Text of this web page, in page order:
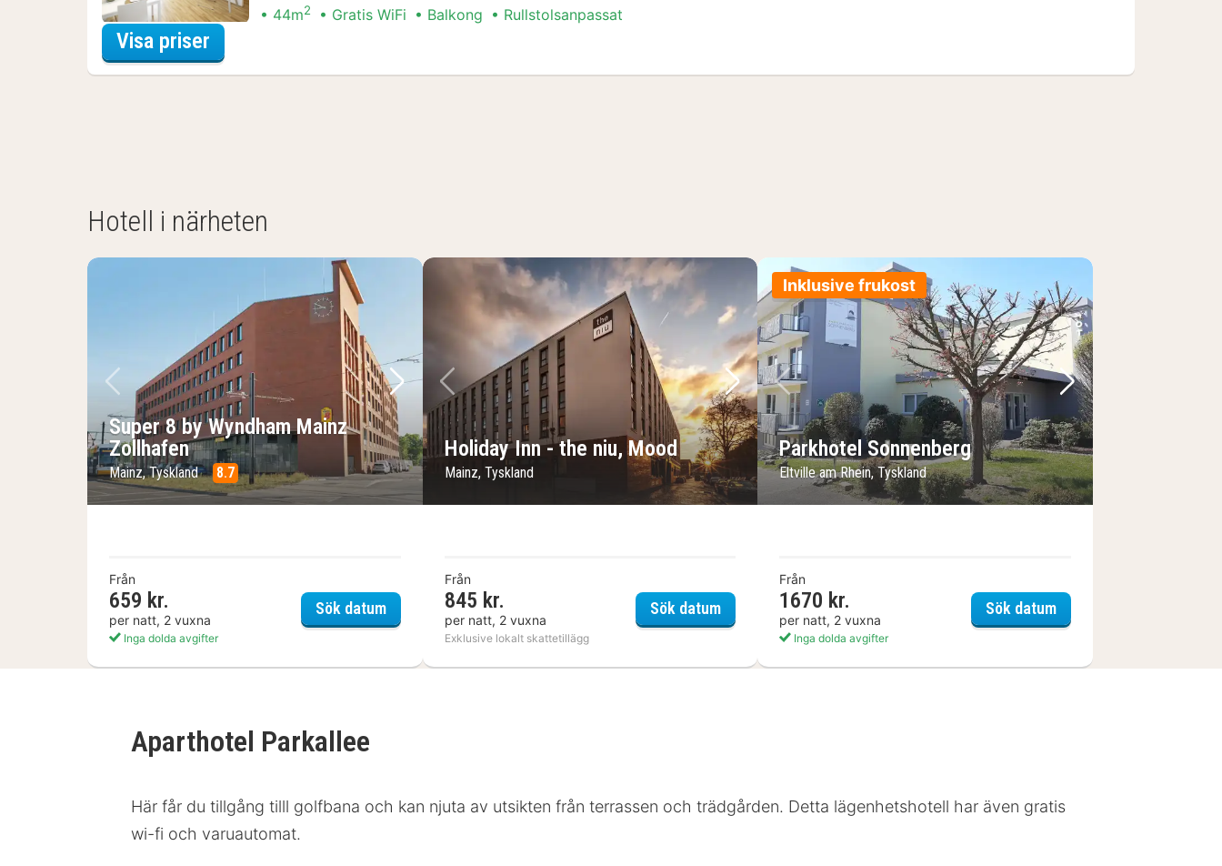
44m2 Gratis WiFi Balkong Rullstolsanpassat
Visa priser
Hotell i närheten
Föregående bild
Nästa bild
Super 8 by Wyndham Mainz
Zollhafen
Mainz, Tyskland 8.7
Från
659 kr.
per natt, 2 vuxna
Inga dolda avgifter
Sök datumSuper 8 by Wyndham Mainz Zollhafen
Föregående bild
Nästa bild
Holiday Inn - the niu, Mood
Mainz, Tyskland
Från
845 kr.
per natt, 2 vuxna
Exklusive lokalt skattetillägg
Sök datumHoliday Inn - the niu, Mood
Inklusive frukost
Föregående bild
Nästa bild
Parkhotel Sonnenberg
Eltville am Rhein, Tyskland
Från
1670 kr.
per natt, 2 vuxna
Inga dolda avgifter
Sök datumParkhotel Sonnenberg
Aparthotel Parkallee
Här får du tillgång tilll golfbana och kan njuta av utsikten från terrassen och trädgården. Detta lägenhetshotell har även gratis
wi-fi och varuautomat.